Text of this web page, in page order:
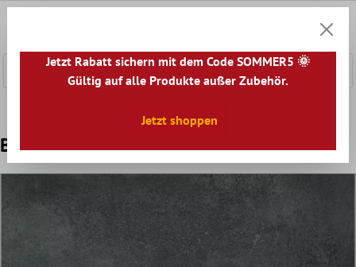
Belgium Dunkelgrau 60x60 cm
Jetzt Rabatt sichern mit dem Code SOMMER5 🌞
Gültig auf alle Produkte außer Zubehör.
Jetzt shoppen